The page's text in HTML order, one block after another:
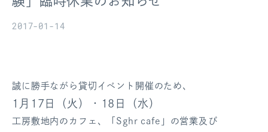
ポイント
お気に入り
2017-01-14
誠に勝手ながら貸切イベント開催のため、
1月17日（火）・18日（水）
工房敷地内のカフェ、「Sghr cafe」の営業及び